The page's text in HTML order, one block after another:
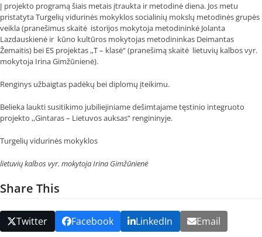
Į projekto programą šiais metais įtraukta ir metodinė diena. Jos metu
pristatyta Turgelių vidurinės mokyklos socialinių mokslų metodinės grupės
veikla (pranešimus skaitė istorijos mokytoja metodininkė Jolanta
Lazdauskienė ir kūno kultūros mokytojas metodininkas Deimantas
Žemaitis) bei ES projektas ,,T – klasė“ (pranešimą skaitė lietuvių kalbos vyr.
mokytoja Irina Gimžūnienė).
Renginys užbaigtas padėkų bei diplomų įteikimu.
Belieka laukti susitikimo jubiliejiniame dešimtajame tęstinio integruoto
projekto ,,Gintaras – Lietuvos auksas“ rengininyje.
Turgelių vidurinės mokyklos
lietuvių kalbos vyr. mokytoja Irina Gimžūnienė
Share This
Twitter Facebook LinkedIn Email